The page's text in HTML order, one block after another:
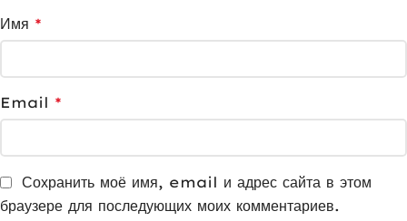
Имя *
Email *
Сохранить моё имя, email и адрес сайта в этом
браузере для последующих моих комментариев.